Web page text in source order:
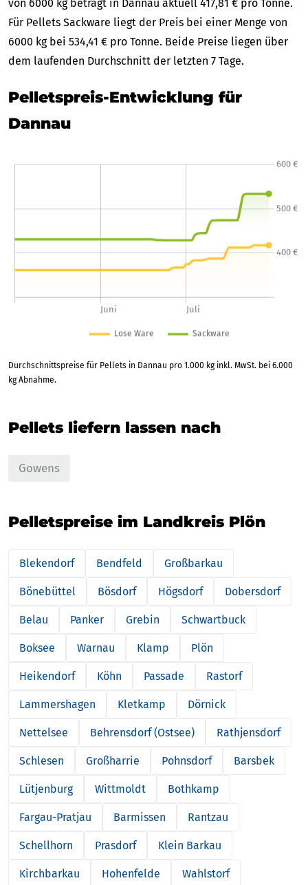
von 6000 kg beträgt in Dannau aktuell 417,81 € pro Tonne.
Für Pellets Sackware liegt der Preis bei einer Menge von
6000 kg bei 534,41 € pro Tonne. Beide Preise liegen über
dem laufenden Durchschnitt der letzten 7 Tage.
Pelletspreis-Entwicklung für
Dannau
Durchschnittspreise für Pellets in Dannau pro 1.000 kg inkl. MwSt. bei 6.000
kg Abnahme.
Pellets liefern lassen nach
Gowens
Pelletspreise im Landkreis Plön
Blekendorf Bendfeld Großbarkau
Bönebüttel Bösdorf Högsdorf Dobersdorf
Belau Panker Grebin Schwartbuck
Boksee Warnau Klamp Plön
Heikendorf Köhn Passade Rastorf
Lammershagen Kletkamp Dörnick
Nettelsee Behrensdorf (Ostsee) Rathjensdorf
Schlesen Großharrie Pohnsdorf Barsbek
Lütjenburg Wittmoldt Bothkamp
Fargau-Pratjau Barmissen Rantzau
Schellhorn Prasdorf Klein Barkau
Kirchbarkau Hohenfelde Wahlstorf